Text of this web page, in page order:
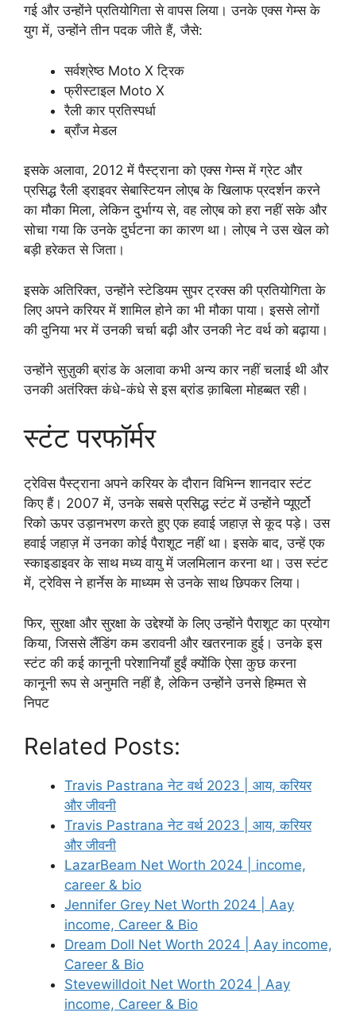
गई और उन्होंने प्रतियोगिता से वापस लिया। उनके एक्स गेम्स के
युग में, उन्होंने तीन पदक जीते हैं, जैसे:
सर्वश्रेष्ठ Moto X ट्रिक
फ्रीस्टाइल Moto X
रैली कार प्रतिस्पर्धा
ब्रॉंज मेडल
इसके अलावा, 2012 में पैस्ट्राना को एक्स गेम्स में ग्रेट और
प्रसिद्ध रैली ड्राइवर सेबास्टियन लोएब के खिलाफ प्रदर्शन करने
का मौका मिला, लेकिन दुर्भाग्य से, वह लोएब को हरा नहीं सके और
सोचा गया कि उनके दुर्घटना का कारण था। लोएब ने उस खेल को
बड़ी हरेकत से जिता।
इसके अतिरिक्त, उन्होंने स्टेडियम सुपर ट्रक्स की प्रतियोगिता के
लिए अपने करियर में शामिल होने का भी मौका पाया। इससे लोगों
की दुनिया भर में उनकी चर्चा बढ़ी और उनकी नेट वर्थ को बढ़ाया।
उन्होंने सुज़ुकी ब्रांड के अलावा कभी अन्य कार नहीं चलाई थी और
उनकी अतंरिक्त कंधे-कंधे से इस ब्रांड क़ाबिला मोहब्बत रही।
स्टंट परफॉर्मर
ट्रेविस पैस्ट्राना अपने करियर के दौरान विभिन्न शानदार स्टंट
किए हैं। 2007 में, उनके सबसे प्रसिद्ध स्टंट में उन्होंने प्यूएर्टो
रिको ऊपर उड़ानभरण करते हुए एक हवाई जहाज़ से कूद पड़े। उस
हवाई जहाज़ में उनका कोई पैराशूट नहीं था। इसके बाद, उन्हें एक
स्काइडाइवर के साथ मध्य वायु में जलमिलान करना था। उस स्टंट
में, ट्रेविस ने हार्नेस के माध्यम से उनके साथ छिपकर लिया।
फिर, सुरक्षा और सुरक्षा के उद्देश्यों के लिए उन्होंने पैराशूट का प्रयोग
किया, जिससे लैंडिंग कम डरावनी और खतरनाक हुई। उनके इस
स्टंट की कई कानूनी परेशानियाँ हुईं क्योंकि ऐसा कुछ करना
कानूनी रूप से अनुमति नहीं है, लेकिन उन्होंने उनसे हिम्मत से
निपट
Related Posts:
Travis Pastrana नेट वर्थ 2023 | आय, करियर
और जीवनी
Travis Pastrana नेट वर्थ 2023 | आय, करियर
और जीवनी
LazarBeam Net Worth 2024 | income,
career & bio
Jennifer Grey Net Worth 2024 | Aay
income, Career & Bio
Dream Doll Net Worth 2024 | Aay income,
Career & Bio
Stevewilldoit Net Worth 2024 | Aay
income, Career & Bio